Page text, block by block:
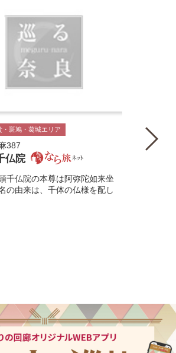
・斑鳩・葛城エリア
387
仏院
千仏院の本尊は阿弥陀如来坐
の由来は、千体の仏様を配し